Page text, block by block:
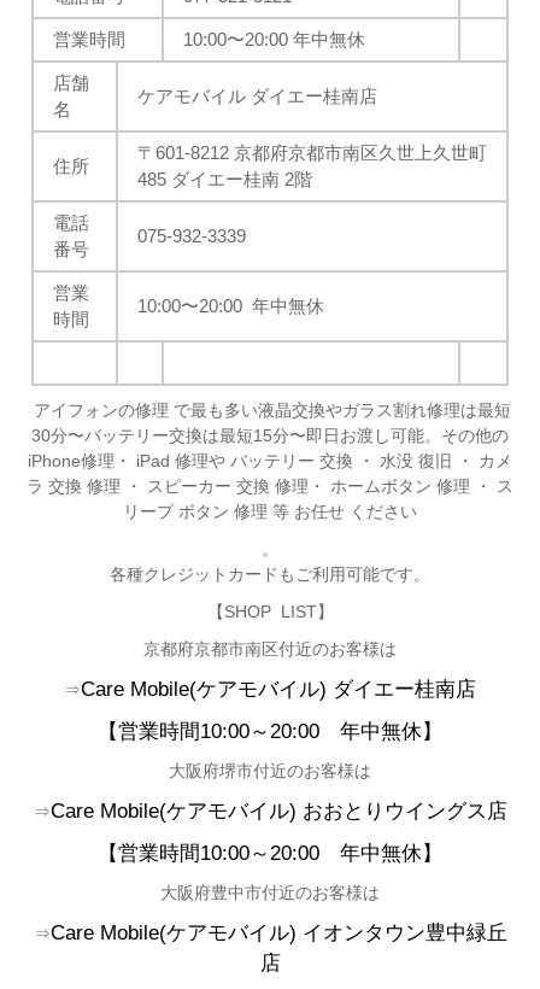
営業時間 10:00〜20:00 年中無休
店舗
名
ケアモバイル ダイエー桂南店
住所
〒601-8212 京都府京都市南区久世上久世町
485 ダイエー桂南 2階
電話
番号
075-932-3339
営業
時間
10:00〜20:00 年中無休
アイフォンの修理 で最も多い液晶交換やガラス割れ修理は最短
30分〜バッテリー交換は最短15分〜即日お渡し可能。その他の
iPhone修理・ iPad 修理や バッテリー 交換 ・ 水没 復旧 ・ カメ
ラ 交換 修理 ・ スピーカー 交換 修理・ ホームボタン 修理 ・ ス
リープ ボタン 修理 等 お任せ ください
。
各種クレジットカードもご利用可能です。
【SHOP LIST】
京都府京都市南区付近のお客様は
⇒Care Mobile(ケアモバイル) ダイエー桂南店
【営業時間10:00～20:00 年中無休】
大阪府堺市付近のお客様は
⇒Care Mobile(ケアモバイル) おおとりウイングス店
【営業時間10:00～20:00 年中無休】
大阪府豊中市付近のお客様は
⇒Care Mobile(ケアモバイル) イオンタウン豊中緑丘
店